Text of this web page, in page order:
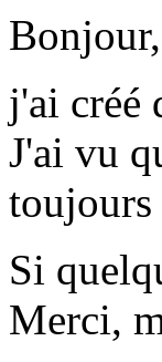
Bonjour,
j'ai créé
J'ai vu
toujours
Si
Merci,